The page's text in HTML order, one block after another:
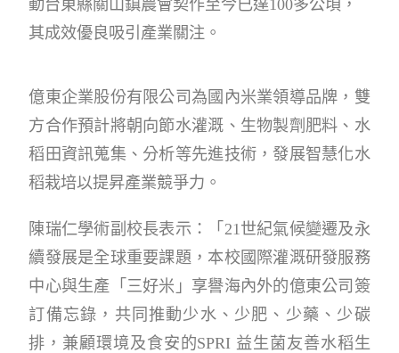
動台東縣關山鎮農會契作至今已達100多公頃，
其成效優良吸引產業關注。
億東企業股份有限公司為國內米業領導品牌，雙
方合作預計將朝向節水灌溉、生物製劑肥料、水
稻田資訊蒐集、分析等先進技術，發展智慧化水
稻栽培以提昇產業競爭力。
陳瑞仁學術副校長表示：「21世紀氣候變遷及永
續發展是全球重要課題，本校國際灌溉研發服務
中心與生產「三好米」享譽海內外的億東公司簽
訂備忘錄，共同推動少水、少肥、少藥、少碳
排，兼顧環境及食安的SPRI 益生菌友善水稻生